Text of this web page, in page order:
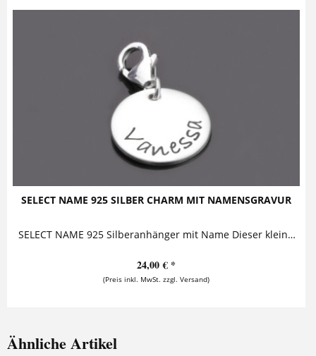
SELECT NAME 925 SILBER CHARM MIT NAMENSGRAVUR
SELECT NAME 925 Silberanhänger mit Name Dieser kleine Silberanhänger ist mit einem Namen versehen. Er kann mit Karabiner oder als Kettenanhänger an...
24,00 € *
(Preis inkl. MwSt. zzgl. Versand)
Ähnliche Artikel